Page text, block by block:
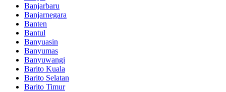
Banjarbaru
Banjarnegara
Banten
Bantul
Banyuasin
Banyumas
Banyuwangi
Barito Kuala
Barito Selatan
Barito Timur